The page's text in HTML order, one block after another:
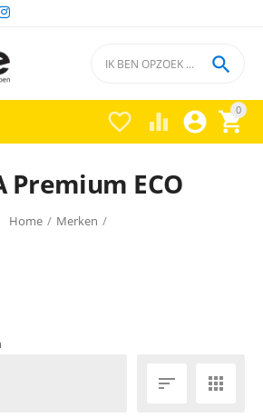
0


 

Premium ECO
Home / Merken /
 